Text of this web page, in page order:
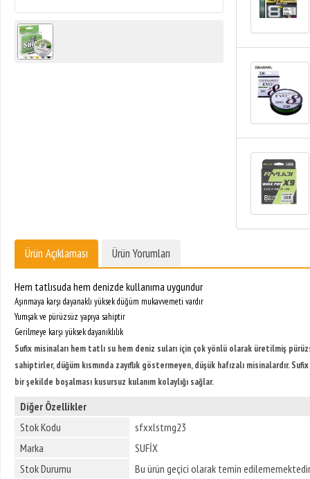
Ürün Açıklaması Ürün Yorumları
Hem tatlısuda hem denizde kullanıma uygundur
Aşınmaya karşı dayanaklı yüksek düğüm mukavvemeti vardır
Yumşak ve pürüzsüz yapıya sahiptir
Gerilmeye karşı yüksek dayanıklılık
Sufix misinaları hem tatlı su hem deniz suları için çok yönlü olarak üretilmiş
sahiptirler, düğüm kısmında zayıflık göstermeyen, düşük hafızalı misinalardır.
bir şekilde boşalması kusursuz kulanım kolaylığı sağlar.
Diğer Özellikler
Stok Kodu
sfxxlstrng23
Marka
SUFİX
Stok Durumu
Bu ürün geçici olarak temin